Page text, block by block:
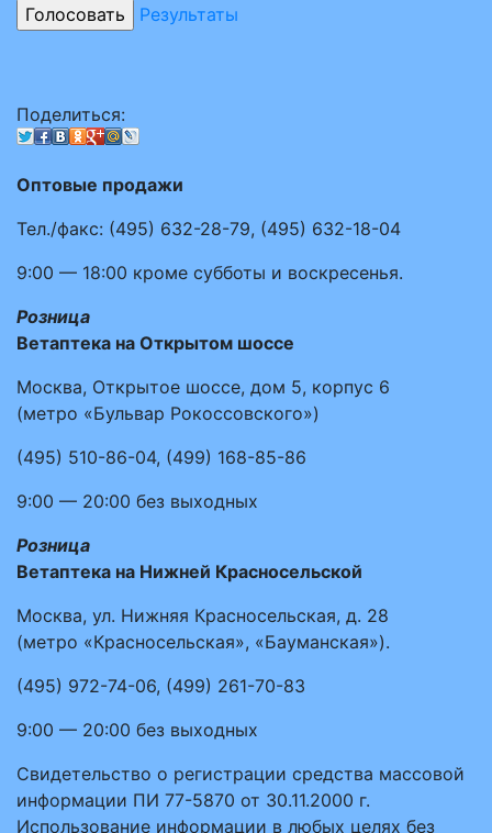
Результаты
Поделиться:
Оптовые продажи
Тел./факс: (495) 632-28-79, (495) 632-18-04
9:00 — 18:00 кроме субботы и воскресенья.
Розница
Ветаптека на Открытом шоссе
Москва, Открытое шоссе, дом 5, корпус 6
(метро «Бульвар Рокоссовского»)
(495) 510-86-04, (499) 168-85-86
9:00 — 20:00 без выходных
Розница
Ветаптека на Нижней Красносельской
Москва, ул. Нижняя Красносельская, д. 28
(метро «Красносельская», «Бауманская»).
(495) 972-74-06, (499) 261-70-83
9:00 — 20:00 без выходных
Свидетельство о регистрации средства массовой
информации ПИ 77-5870 от 30.11.2000 г.
Использование информации в любых целях без